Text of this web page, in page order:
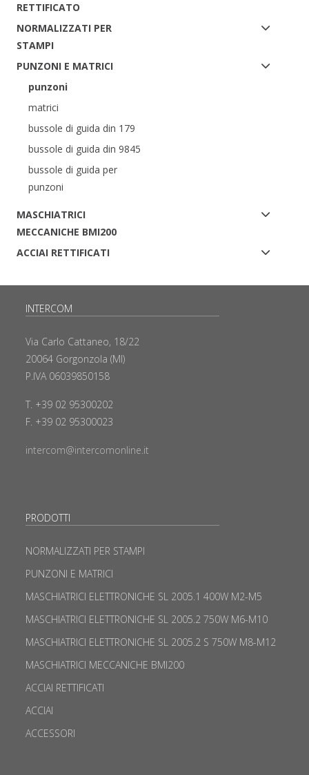
RETTIFICATO
NORMALIZZATI PER
STAMPI
PUNZONI E MATRICI
punzoni
matrici
bussole di guida din 179
bussole di guida din 9845
bussole di guida per
punzoni
MASCHIATRICI
MECCANICHE BMI200
ACCIAI RETTIFICATI
INTERCOM
Via Carlo Cattaneo, 18/22
20064 Gorgonzola (MI)
P.IVA 06039850158
T. +39 02 95300202
F. +39 02 95300023
intercom@intercomonline.it
PRODOTTI
NORMALIZZATI PER STAMPI
PUNZONI E MATRICI
MASCHIATRICI ELETTRONICHE SL 2005.1 400W M2-M5
MASCHIATRICI ELETTRONICHE SL 2005.2 750W M6-M10
MASCHIATRICI ELETTRONICHE SL 2005.2 S 750W M8-M12
MASCHIATRICI MECCANICHE BMI200
ACCIAI RETTIFICATI
ACCIAI
ACCESSORI